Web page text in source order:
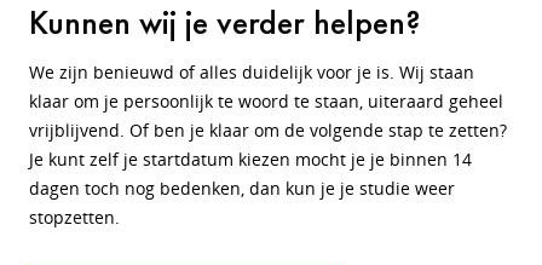
Kunnen wij je verder helpen?
We zijn benieuwd of alles duidelijk voor je is. Wij staan
klaar om je persoonlijk te woord te staan, uiteraard geheel
vrijblijvend. Of ben je klaar om de volgende stap te zetten?
Je kunt zelf je startdatum kiezen mocht je je binnen 14
dagen toch nog bedenken, dan kun je je studie weer
stopzetten.